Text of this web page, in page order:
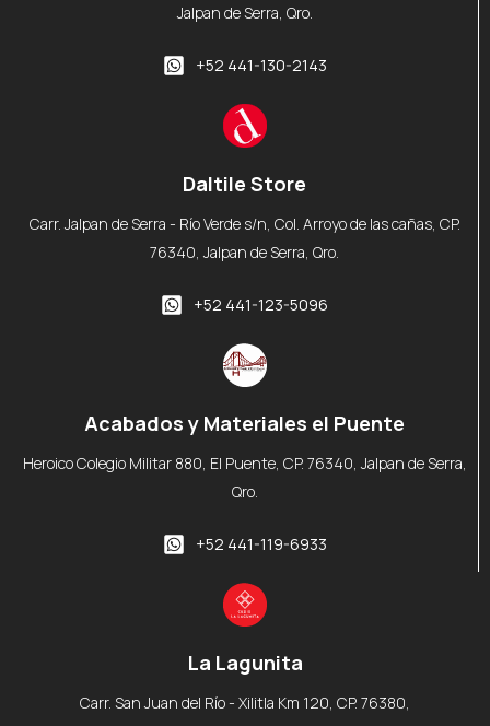
Jalpan de Serra, Qro.
+52 441-130-2143
Daltile Store
Carr. Jalpan de Serra - Río Verde s/n, Col. Arroyo de las cañas, CP.
76340, Jalpan de Serra, Qro.
+52 441-123-5096
Acabados y Materiales el Puente
Heroico Colegio Militar 880, El Puente, CP. 76340, Jalpan de Serra,
Qro.
+52 441-119-6933
La Lagunita
Carr. San Juan del Río - Xilitla Km 120, CP. 76380,